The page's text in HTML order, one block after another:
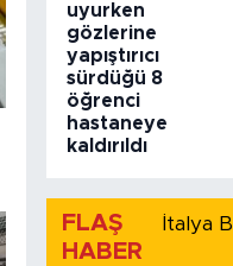
uyurken
gözlerine
yapıştırıcı
sürdüğü 8
öğrenci
hastaneye
kaldırıldı
FLAŞ
HABER